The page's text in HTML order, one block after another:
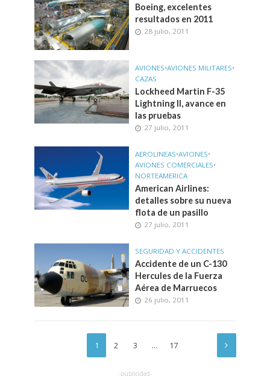
Boeing, excelentes
resultados en 2011
28 julio, 2011
AVIONES•AVIONES MILITARES•
CAZAS
Lockheed Martin F-35
Lightning II, avance en
las pruebas
27 julio, 2011
AEROLINEAS•AVIONES•
AVIONES COMERCIALES•
NORTEAMERICA
American Airlines:
detalles sobre su nueva
flota de un pasillo
27 julio, 2011
SEGURIDAD Y ACCIDENTES
Accidente de un C-130
Hercules de la Fuerza
Aérea de Marruecos
26 julio, 2011
1 2 3 … 17